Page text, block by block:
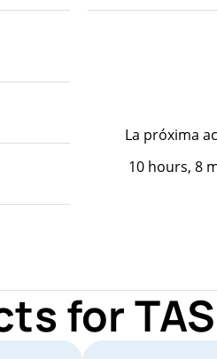
La próxima
10 hours, 8
for